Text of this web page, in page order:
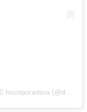
Uma publicação compartilhada por DUE Incorporadora (@due.inc)